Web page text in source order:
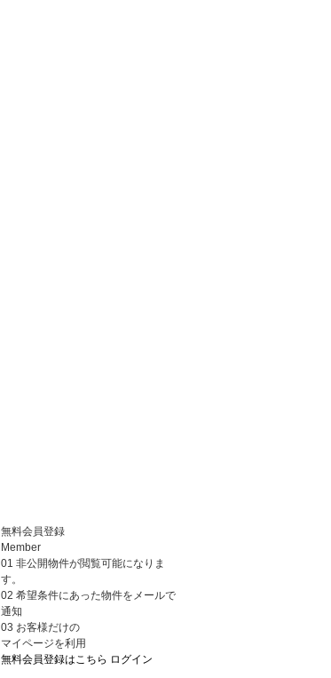
無料会員登録
Member
01 非公開物件が閲覧可能になりま
す。
02 希望条件にあった物件をメールで
通知
03 お客様だけの
マイページを利用
無料会員登録はこちら ログイン